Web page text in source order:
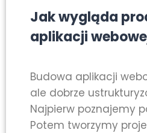
Jak wygląda
aplikacji
Budowa aplikacji
ale dobrze
Najpierw poznajemy
Potem tworzymy